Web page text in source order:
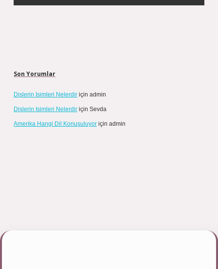
Son Yorumlar
Dişlerin Isimleri Nelerdir için admin
Dişlerin Isimleri Nelerdir için Sevda
Amerika Hangi Dil Konuşuluyor için admin